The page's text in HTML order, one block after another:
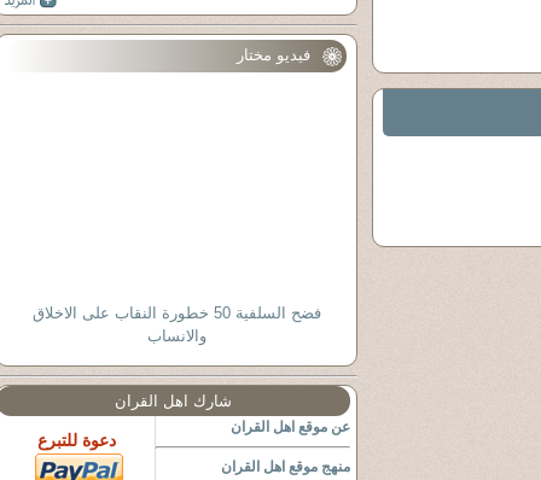
فيديو مختار
فضح السلفية 50 خطورة النقاب على الاخلاق
والانساب
شارك اهل القران
عن موقع اهل القران
منهج موقع اهل القران
دعوة للتبرع